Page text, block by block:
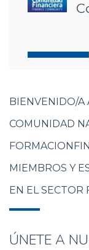
BIENVENIDO/A
COMUNIDAD
MIEMBROS Y
EN EL SECTOR
ÚNETE A